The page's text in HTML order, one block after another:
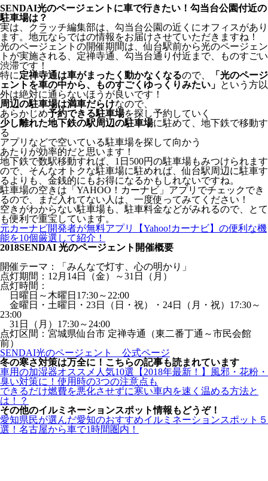
SENDAI光のページェントに車で行きたい！勾当台公園付近の
駐車場は？
実は、クラッチ編集部は、勾当台公園の近くにオフィスがあり
ます。地元ならではの情報をお届けさせていただきますね！
光のページェントの開催期間は、仙台駅前から光のページェン
トが実施される、定禅寺通、勾当台通り付近まで、ものすごい
渋滞です！
特に定禅寺通は車がまったく動かなくなるので、
「光のページ
ェントを車の中から、ものすごくゆっくりみたい」 という方以
外は絶対に通らないほうが良いです！
周辺の駐車場は満車だらけなので、
あらかじめ予約できる駐車場を探し予約していく
少し離れた地下鉄の駅周辺の駐車場に駐めて、地下鉄で移動す
る
アプリなどで空いている駐車場を探して向かう
あたりが効率的だと思います！
地下鉄で数駅移動すれば、1日500円の駐車場もみつけられます
ので、そんなオトクな駐車場に駐めれば、仙台駅周辺に駐車す
るよりも、金銭的にもお得になるかもしれないですね。
駐車場の空きは「YAHOO！カーナビ」アプリでチェックでき
るので、まだ入れてない人は、一度使ってみてください！
空きがわからない駐車場も、駐車料金などがみれるので、とて
も便利で重宝しています。
元カーナビ開発者が無料アプリ【Yahoo!カーナビ】の便利な機
能を10個厳選して紹介！
2018SENDAI 光のページェント開催概要
開催テーマ：「みんなで灯す、心の明かり」
点灯期間：12月14日（金）～31日（月）
点灯時間：
日曜日～木曜日17:30～22:00
金曜日・土曜日・23日（日・祝）・24日（月・祝）17:30～
23:00
31日（月）17:30～24:00
点灯区間：宮城県仙台市 定禅寺通（東二番丁通～市民会館
前）
SENDAI光のページェント 公式ページ
冬の寒さ対策は万全に！こちらの記事も読まれています
車用の加湿器オススメ人気10選【2018年最新！】風邪・花粉・
臭い対策に！使用時の3つの注意点も
できるだけ燃費を悪化させずに寒い車内を速く温める方法と
は！？
その他のイルミネーションスポット情報もどうぞ！
愛知県民が選んだ愛知のおすすめイルミネーションスポット５
選！名古屋から車で1時間圏内！